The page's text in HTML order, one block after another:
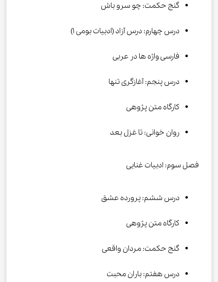
گنج حکمت: چو سرو باش
درس چهارم: درس آزاد (ادبیات بومی ۱)
فارسی واژه ها در عربی
درس پنجم: آغازگری تنها
کارگاه متن پژوهی
روان خوانی: تا غزل بعد
فصل سوم: ادبیات غنایی
درس ششم: پرورده عشق
کارگاه متن پژوهی
گنج حکمت: مردان واقعی
درس هفتم: باران محبت